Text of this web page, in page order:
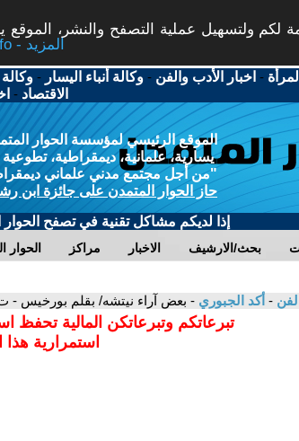
لكم ولتسهيل عملية التصفح والنشر،
More info - المزيد
- اخبار الأدب والفن -وكالة أنباء اليسار -وكالة
الاقتصاد -
الموقع الرئيسي لمؤسسة الحوار
يسارية، علمانية، ديمقراطية،
"من أجل مجتمع مدني علماني
حاز الحوار المتمدن على جائزة ابن
إذا لديكم مشاكل تقنية في تصفح الحوار
الحوار مراكز الاخبار بحث/الارشيف
- أكد الجبوري - بعض آراء نيتشه/ بقلم بورخيس -
تبرعاتكم وتبرعاتكن المالية تحفظ
استمرارية هذا